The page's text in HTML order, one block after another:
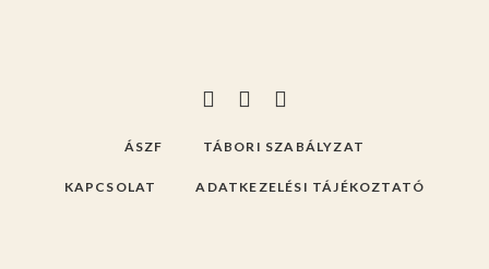
ÁSZF TÁBORI SZABÁLYZAT
KAPCSOLAT ADATKEZELÉSI TÁJÉKOZTATÓ